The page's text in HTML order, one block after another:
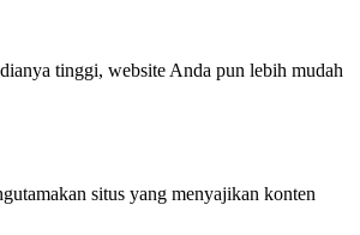
tinggi, website Anda pun lebih mudah
situs yang menyajikan konten